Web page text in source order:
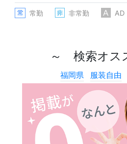
常勤 非常勤 AD
～ 検索オス
福岡県 服装自由